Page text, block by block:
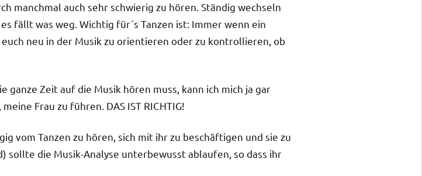
manchmal auch sehr schwierig zu hören. Ständig wechseln
fällt was weg. Wichtig für´s Tanzen ist: Immer wenn ein
neu in der Musik zu orientieren oder zu kontrollieren, ob
ganze Zeit auf die Musik hören muss, kann ich mich ja gar
Frau zu führen. DAS IST RICHTIG!
vom Tanzen zu hören, sich mit ihr zu beschäftigen und sie zu
sollte die Musik-Analyse unterbewusst ablaufen, so dass ihr